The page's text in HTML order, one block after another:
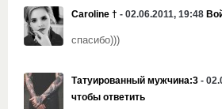
Caroline † - 02.06.2011, 19:48
спасибо)))
Татуированный мужчина:3 -
чтобы ответить